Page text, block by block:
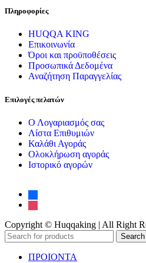
Πληροφορίες
HUQQA KING
Επικοινωνία
Όροι και προϋποθέσεις
Προσωπικά Δεδομένα
Αναζήτηση Παραγγελίας
Επιλογές πελατών
Ο Λογαριασμός σας
Λίστα Επιθυμιών
Καλάθι Αγοράς
Ολοκλήρωση αγοράς
Ιστορικό αγορών
facebook
instagram
Copyright © Huqqaking | All Right
Search
ΠΡΟΙΟΝΤΑ